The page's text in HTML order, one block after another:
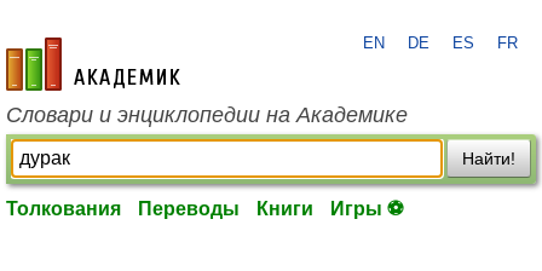
academic.ru
EN DE ES FR
Словари и энциклопедии на Академике
Найти!
Толкования Переводы Книги Игры ⚽